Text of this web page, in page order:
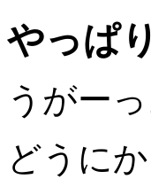
やっぱ
うがーっ
どうに